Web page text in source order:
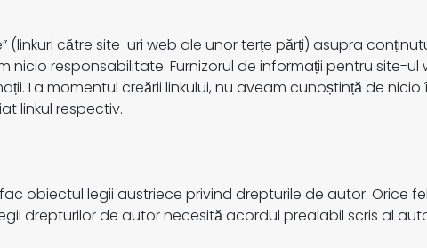
(linkuri către site-uri web ale unor terțe părți) asupra
nicio responsabilitate. Furnizorul de informații pentru site-
La momentul creării linkului, nu aveam cunoștință de
linkul respectiv.
obiectul legii austriece privind drepturile de autor. Orice
drepturilor de autor necesită acordul prealabil scris al